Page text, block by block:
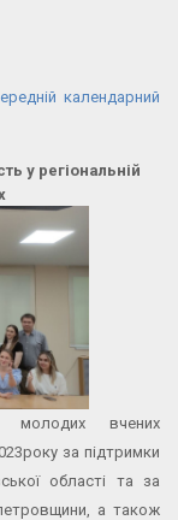
календарний
у регіональній
молодих вчених
за підтримки
області та за
а також